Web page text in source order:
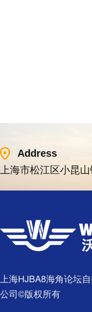
Address
上海市松江区小昆
上海HJBA8海角论坛
公司©版权所有